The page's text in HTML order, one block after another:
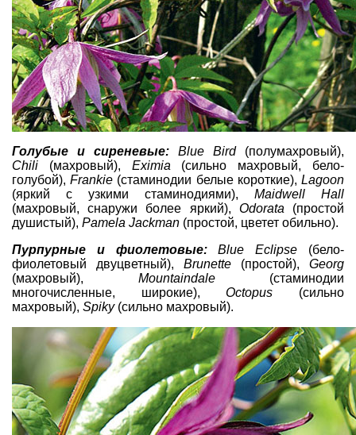
Голубые и сиреневые: Blue Bird(полумахровый),
Chili (махровый), Eximia (сильно махровый, бело-
голубой),Frankie (стаминодии белые короткие),Lagoon
(яркий с узкими стаминодиями), Maidwell Hall
(махровый, снаружи более яркий), Odorata (простой
душистый), Pamela Jackman (простой, цветет обильно).
Пурпурные и фиолетовые:
Blue Eclipse (бело-
фиолетовый двуцветный), Brunette (простой), Georg
(махровый), Mountaindale (стаминодии
многочисленные, широкие),Octopus (сильно
махровый), Spiky(сильно махровый).